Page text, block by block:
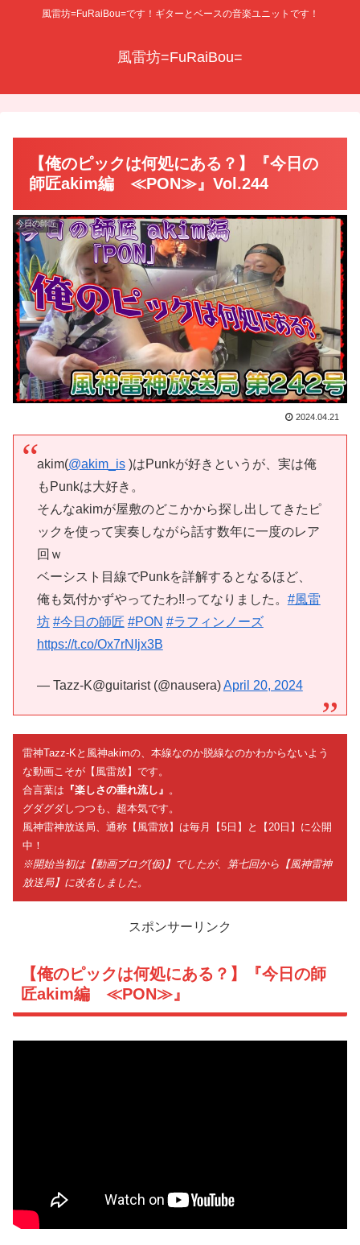
風雷坊=FuRaiBou=です！ギターとベースの音楽ユニットです！
風雷坊=FuRaiBou=
【俺のピックは何処にある？】『今日の
師匠akim編 ≪PON≫』Vol.244
今日の師匠
2024.04.21
akim(@akim_is)はPunkが好きというが、実は俺
もPunkは大好き。
そんなakimが屋敷のどこかから探し出してきたピ
ックを使って実奏しながら話す数年に一度のレア
回ｗ
ベーシスト目線でPunkを詳解するとなるほど、
俺も気付かずやってたわ!!ってなりました。 #風雷
坊 #今日の師匠 #PON #ラフィンノーズ
https://t.co/Ox7rNIjx3B
— Tazz-K@guitarist (@nausera)April 20, 2024
雷神Tazz-Kと風神akimの、本線なのか脱線なのかわからないよう
な動画こそが【風雷放】です。
合言葉は 『楽しさの垂れ流し』 。
グダグダしつつも、超本気です。
風神雷神放送局、通称【風雷放】は毎月【5日】と【20日】に公開
中！
※開始当初は【動画ブログ(仮)】でしたが、第七回から【風神雷神
放送局】に改名しました。
スポンサーリンク
【俺のピックは何処にある？】『今日の師
匠akim編 ≪PON≫』